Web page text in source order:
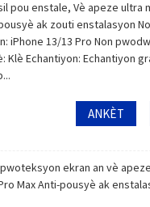
pou enstale, Vè apeze ultra
ak zouti enstalasyon
iPhone 13/13 Pro Non
Klè Echantiyon: Echantiyon
ANKÈT